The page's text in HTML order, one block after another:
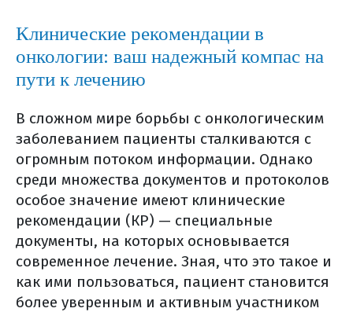
подтверждение (верификация)
диагноза (общая информация)
этапы постановки диагноза
больного онкологического
заболевания
нормативные акты
сбор данных
классификация опухоли и
патоморфологическое заключение
молекулярно-генетическое
тестирование: что это и зачем об
этом нужно знать?
Клинические рекомендации в
онкологии: ваш надежный компас на
пути к лечению
В сложном мире борьбы с онкологическим
заболеванием пациенты сталкиваются с
огромным потоком информации. Однако
среди множества документов и протоколов
особое значение имеют клинические
рекомендации (КР) — специальные
документы, на которых основывается
современное лечение. Зная, что это такое и
как ими пользоваться, пациент становится
более уверенным и активным участником